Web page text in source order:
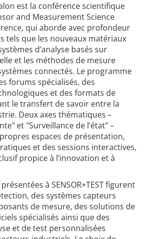
est la conférence scientifique
and Measurement Science
qui aborde avec profondeur
tels que les nouveaux matériaux
d’analyse basés sur
et les méthodes de mesure
connectés. Le programme
forums spécialisés, des
et des formats de
le transfert de savoir entre la
Deux axes thématiques –
et "Surveillance de l’état" –
espaces de présentation,
et des sessions interactives,
propice à l’innovation et à
à SENSOR+TEST figurent
des systèmes capteurs
de mesure, des solutions de
spécialisés ainsi que des
et de test personnalisées